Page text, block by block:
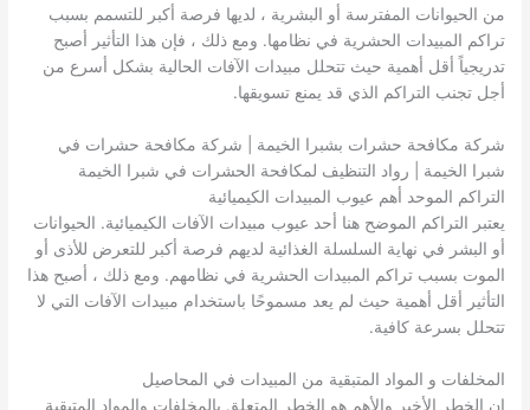
من الحيوانات المفترسة أو البشرية ، لديها فرصة أكبر للتسمم بسبب
تراكم المبيدات الحشرية في نظامها. ومع ذلك ، فإن هذا التأثير أصبح
تدريجياً أقل أهمية حيث تتحلل مبيدات الآفات الحالية بشكل أسرع من
أجل تجنب التراكم الذي قد يمنع تسويقها.
شركة مكافحة حشرات بشبرا الخيمة | شركة مكافحة حشرات في
شبرا الخيمة | رواد التنظيف لمكافحة الحشرات في شبرا الخيمة
التراكم الموحد أهم عيوب المبيدات الكيميائية
يعتبر التراكم الموضح هنا أحد عيوب مبيدات الآفات الكيميائية. الحيوانات
أو البشر في نهاية السلسلة الغذائية لديهم فرصة أكبر للتعرض للأذى أو
الموت بسبب تراكم المبيدات الحشرية في نظامهم. ومع ذلك ، أصبح هذا
التأثير أقل أهمية حيث لم يعد مسموحًا باستخدام مبيدات الآفات التي لا
تتحلل بسرعة كافية.
المخلفات و المواد المتبقية من المبيدات في المحاصيل
إن الخطر الأخير والأهم هو الخطر المتعلق بالمخلفات والمواد المتبقية